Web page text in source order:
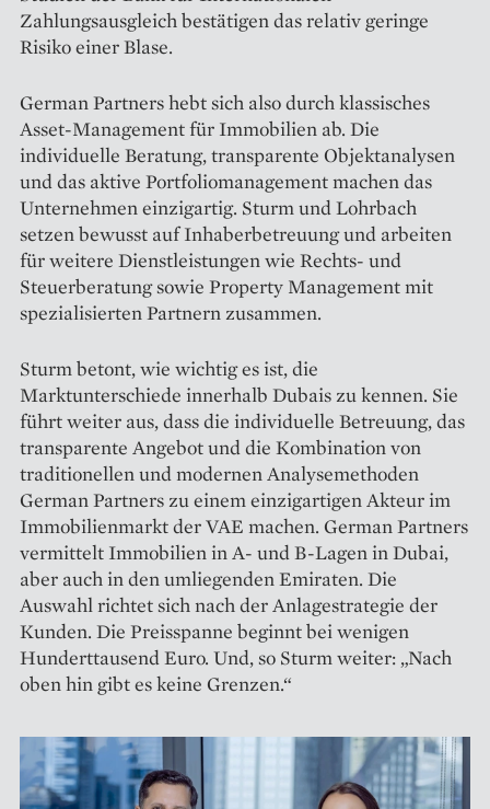
Zahlungsausgleich bestätigen das relativ geringe
Risiko einer Blase.
German Partners hebt sich also durch klassisches
Asset-Management für Immobilien ab. Die
individuelle Beratung, transparente Objektanalysen
und das aktive Portfoliomanagement machen das
Unternehmen einzigartig. Sturm und Lohrbach
setzen bewusst auf Inhaberbetreuung und arbeiten
für weitere Dienstleistungen wie Rechts- und
Steuerberatung sowie Property Management mit
spezialisierten Partnern zusammen.
Sturm betont, wie wichtig es ist, die
Marktunterschiede innerhalb Dubais zu kennen. Sie
führt weiter aus, dass die individuelle Betreuung, das
transparente Angebot und die Kombination von
traditionellen und modernen Analysemethoden
German Partners zu einem einzigartigen Akteur im
Immobilienmarkt der VAE machen. German Partners
vermittelt Immobilien in A- und B-Lagen in Dubai,
aber auch in den umliegenden Emiraten. Die
Auswahl richtet sich nach der Anlagestrategie der
Kunden. Die Preisspanne beginnt bei wenigen
Hunderttausend Euro. Und, so Sturm weiter: „Nach
oben hin gibt es keine Grenzen.“